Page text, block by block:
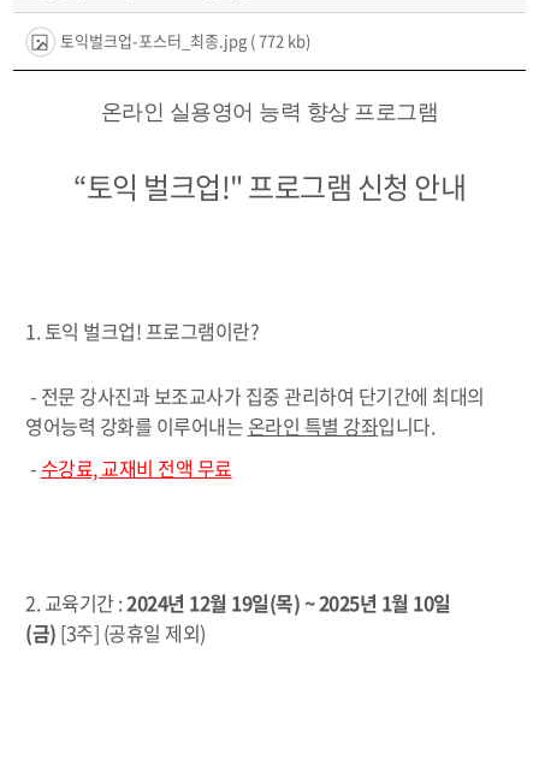
스포츠교양교육센터
토익벌크업-포스터_최종.jpg ( 772 kb)
온라인 실용영어 능력 향상 프로그램
“토익 벌크업!" 프로그램 신청 안내
1. 토익 벌크업! 프로그램이란?
- 전문 강사진과 보조교사가 집중 관리하여 단기간에 최대의
영어능력 강화를 이루어내는 온라인 특별 강좌입니다.
-수강료, 교재비 전액 무료
2. 교육기간 :2024년 12월 19일(목) ~ 2025년 1월 10일
(금) [3주] (공휴일 제외)